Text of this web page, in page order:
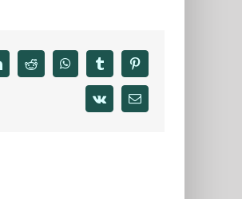
linkedinreddit whatsapptumblrpinterest
vk Email